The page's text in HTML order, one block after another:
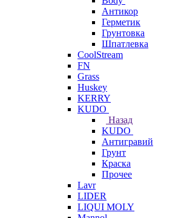
Антикор
Герметик
Грунтовка
Шпатлевка
CoolStream
FN
Grass
Huskey
KERRY
KUDO
Назад
KUDO
Антигравий
Грунт
Краска
Прочее
Lavr
LIDER
LIQUI MOLY